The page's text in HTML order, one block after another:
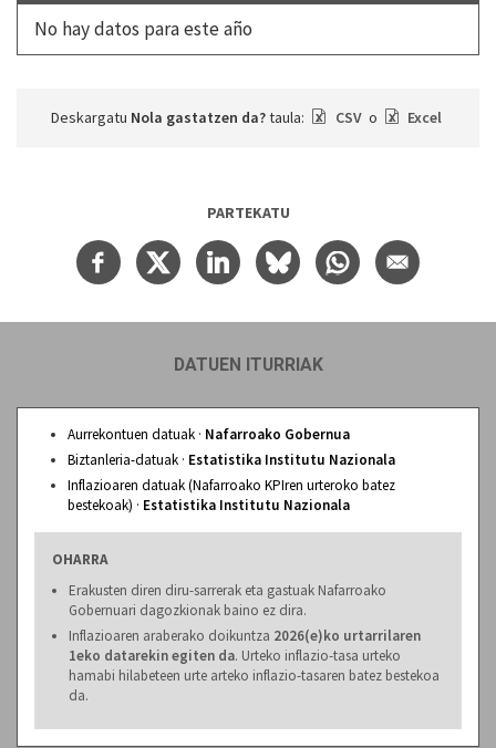
No hay datos para este año
Deskargatu Nola gastatzen da?taula: CSV o Excel
PARTEKATU
DATUEN ITURRIAK
Aurrekontuen datuak · Nafarroako Gobernua
Biztanleria-datuak · Estatistika Institutu Nazionala
Inflazioaren datuak (Nafarroako KPIren urteroko batez
bestekoak) · Estatistika Institutu Nazionala
OHARRA
Erakusten diren diru-sarrerak eta gastuak Nafarroako
Gobernuari dagozkionak baino ez dira.
Inflazioaren araberako doikuntza 2026(e)ko urtarrilaren
1eko datarekin egiten da. Urteko inflazio-tasa urteko
hamabi hilabeteen urte arteko inflazio-tasaren batez bestekoa
da.